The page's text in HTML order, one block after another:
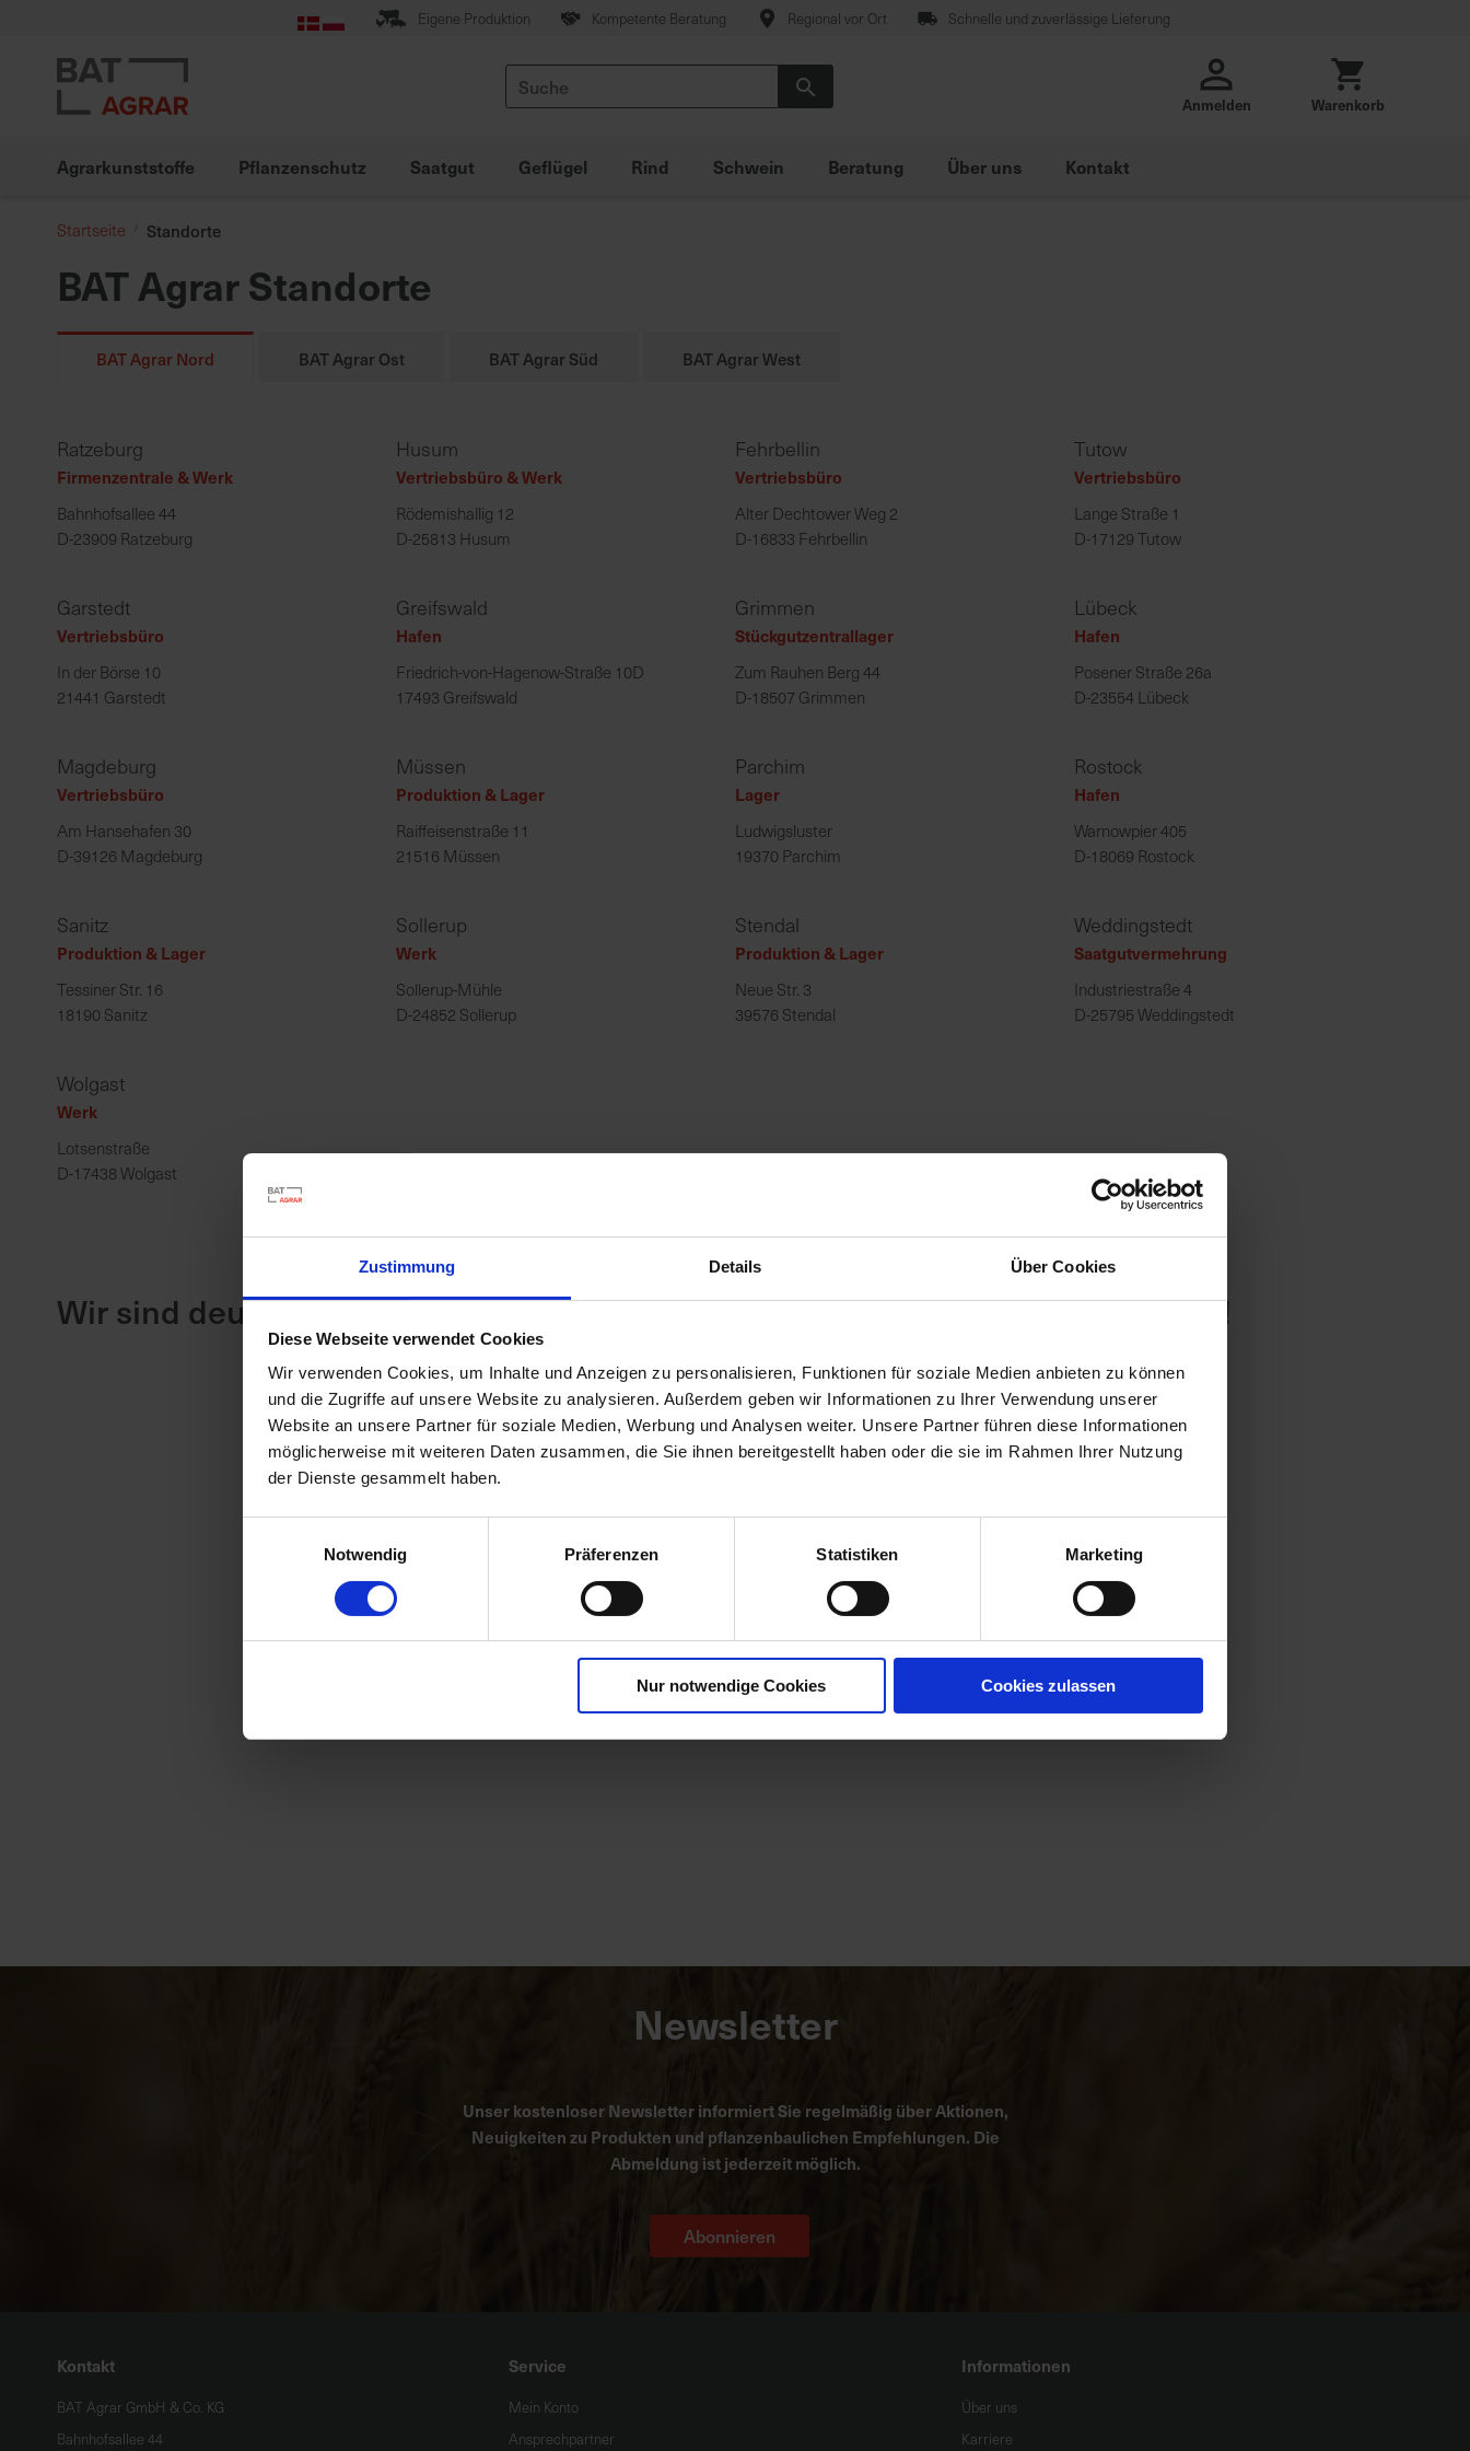
Zustimmung Details Über Cookies
Diese Webseite verwendet Cookies
Wir verwenden Cookies, um Inhalte und Anzeigen zu personalisieren, Funktionen für soziale Medien anbieten zu können
und die Zugriffe auf unsere Website zu analysieren. Außerdem geben wir Informationen zu Ihrer Verwendung unserer
Website an unsere Partner für soziale Medien, Werbung und Analysen weiter. Unsere Partner führen diese Informationen
möglicherweise mit weiteren Daten zusammen, die Sie ihnen bereitgestellt haben oder die sie im Rahmen Ihrer Nutzung
der Dienste gesammelt haben.
Notwendig
Präferenzen Statistiken Marketing
Nur notwendige Cookies Cookies zulassen
springen
Eigene Produktion Kompetente Beratung Regional vor Ort Schnelle und zuverlässige Lieferung
Suche
Anmelden Warenkorb
Agrarkunststoffe Pflanzenschutz Saatgut Geflügel Rind Schwein Beratung Über uns Kontakt
Startseite Standorte
BAT Agrar Standorte
BAT Agrar Nord BAT Agrar Ost BAT Agrar Süd BAT Agrar West
Ratzeburg
Firmenzentrale & Werk
Bahnhofsallee 44
D-23909 Ratzeburg
Husum
Vertriebsbüro & Werk
Rödemishallig 12
D-25813 Husum
Fehrbellin
Vertriebsbüro
Alter Dechtower Weg 2
D-16833 Fehrbellin
Tutow
Vertriebsbüro
Lange Straße 1
D-17129 Tutow
Garstedt
Vertriebsbüro
In der Börse 10
21441 Garstedt
Greifswald
Hafen
Friedrich-von-Hagenow-Straße 10D
17493 Greifswald
Grimmen
Stückgutzentrallager
Zum Rauhen Berg 44
D-18507 Grimmen
Lübeck
Hafen
Posener Straße 26a
D-23554 Lübeck
Magdeburg
Vertriebsbüro
Am Hansehafen 30
D-39126 Magdeburg
Müssen
Produktion & Lager
Raiffeisenstraße 11
21516 Müssen
Parchim
Lager
Ludwigsluster
19370 Parchim
Rostock
Hafen
Warnowpier 405
D-18069 Rostock
Sanitz
Produktion & Lager
Tessiner Str. 16
18190 Sanitz
Sollerup
Werk
Sollerup-Mühle
D-24852 Sollerup
Stendal
Produktion & Lager
Neue Str. 3
39576 Stendal
Weddingstedt
Saatgutvermehrung
Industriestraße 4
D-25795 Weddingstedt
Wolgast
Werk
Lotsenstraße
D-17438 Wolgast
Wir sind deutschlandweit sowie in Polen, Dänemark und Österreich für Sie da!
Newsletter
Unser kostenloser Newsletter informiert Sie regelmäßig über Aktionen,
Neuigkeiten zu Produkten und pflanzenbaulichen Empfehlungen. Die
Abmeldung ist jederzeit möglich.
Abonnieren
Kontakt
BAT Agrar GmbH & Co. KG
Bahnhofsallee 44
Service
Mein Konto
Ansprechpartner
Informationen
Über uns
Karriere